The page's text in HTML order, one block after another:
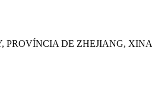
PROVÍNCIA DE ZHEJIANG, XINA